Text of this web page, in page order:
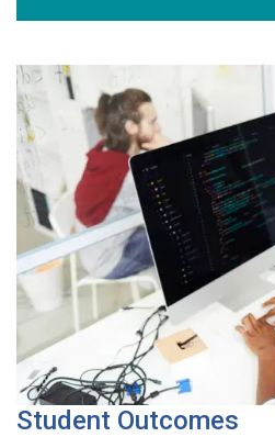
Student Outcomes